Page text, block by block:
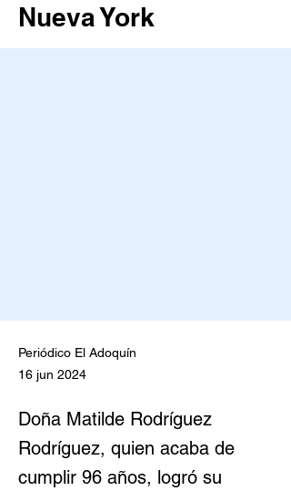
Nueva York
Periódico El Adoquín
16 jun 2024
Doña Matilde Rodríguez
Rodríguez, quien acaba de
cumplir 96 años, logró su